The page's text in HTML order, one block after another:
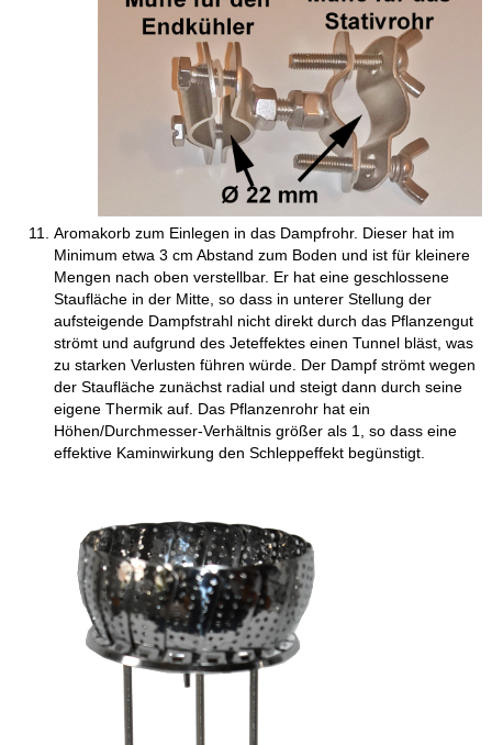
Aromakorb zum Einlegen in das Dampfrohr. Dieser hat im
Minimum etwa 3 cm Abstand zum Boden und ist für kleinere
Mengen nach oben verstellbar. Er hat eine geschlossene
Staufläche in der Mitte, so dass in unterer Stellung der
aufsteigende Dampfstrahl nicht direkt durch das Pflanzengut
strömt und aufgrund des Jeteffektes einen Tunnel bläst, was
zu starken Verlusten führen würde. Der Dampf strömt wegen
der Staufläche zunächst radial und steigt dann durch seine
eigene Thermik auf. Das Pflanzenrohr hat ein
Höhen/Durchmesser-Verhältnis größer als 1, so dass eine
effektive Kaminwirkung den Schleppeffekt begünstigt.